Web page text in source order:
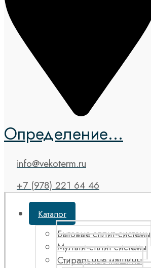
Определение...
info@vekoterm.ru
+7 (978) 221 64 46
Каталог
Бытовые сплит-системы
Мульти-сплит системы
Стиральные машины